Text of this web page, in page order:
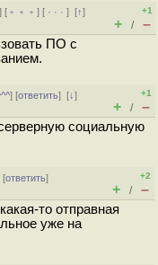
] [ ﹢﹢﹢] [ · · ·][↑]
+1
+ / –
ПО с
] [ответить][↓]
+1
+ / –
социальную
[ответить]
+2
+ / –
то отправная
уже на